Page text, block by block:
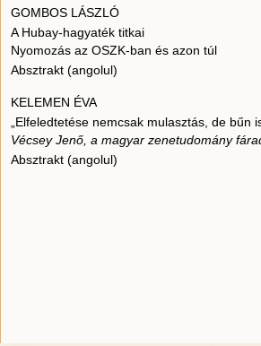
GOMBOS LÁSZLÓ
A Hubay-hagyaték titkai
Nyomozás az OSZK-ban és azon túl
Absztrakt (angolul)
KELEMEN ÉVA
„Elfeledtetése nemcsak mulasztás, de bűn
Vécsey Jenő, a magyar zenetudomány
Absztrakt (angolul)